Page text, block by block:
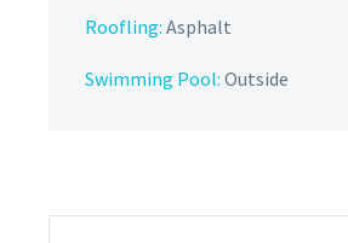
Roofling: Asphalt
Swimming Pool: Outside